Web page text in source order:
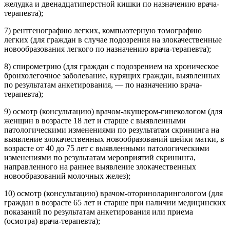
желудка и двенадцатиперстной кишки по назначению врача-
терапевта);
7) рентгенографию легких, компьютерную томографию
легких (для граждан в случае подозрения на злокачественные
новообразования легкого по назначению врача-терапевта);
8) спирометрию (для граждан с подозрением на хроническое
бронхолегочное заболевание, курящих граждан, выявленных
по результатам анкетирования, — по назначению врача-
терапевта);
9) осмотр (консультацию) врачом-акушером-гинекологом (для
женщин в возрасте 18 лет и старше с выявленными
патологическими изменениями по результатам скрининга на
выявление злокачественных новообразований шейки матки, в
возрасте от 40 до 75 лет с выявленными патологическими
изменениями по результатам мероприятий скрининга,
направленного на раннее выявление злокачественных
новообразований молочных желез);
10) осмотр (консультацию) врачом-оториноларингологом (для
граждан в возрасте 65 лет и старше при наличии медицинских
показаний по результатам анкетирования или приема
(осмотра) врача-терапевта);